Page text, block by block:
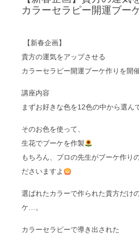
カラーセラピー開運ブー
【新春企画】
貴方の運気をアップさせる
カラーセラピー開運ブーケ作りを開
講座内容
まずお好きな色を12色の中から選ん
そのお色を使って、
生花でブーケを作製
もちろん、プロの先生がブーケ作り
ださいますよ
選ばれたカラーで作られた貴方だけ
ケ…。
カラーセラピーで導き出された